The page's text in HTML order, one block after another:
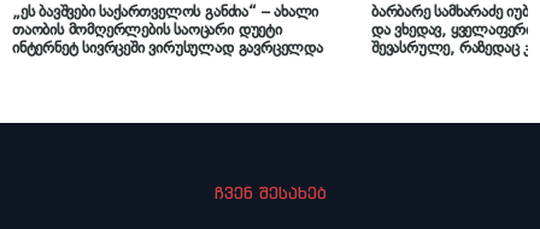
„ეს ბავშვები საქართველოს განძია“ – ახალი
თაობის მომღერლების საოცარი დუეტი
ინტერნეტ სივრცეში ვირუსულად გავრცელდა
ბარბარე სამხარაძე
და ვხედავ,
შევასრულე, რაზედაც კი
ჩვენ შესახებ